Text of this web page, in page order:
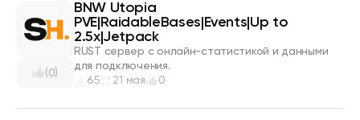
(0)
BNW Utopia
PVE|RaidableBases|Events|Up to
2.5x|Jetpack
RUST сервер с онлайн-статистикой и данными
для подключения.
65
21 мая 0